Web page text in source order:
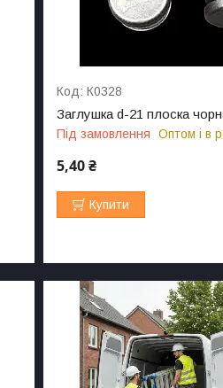
К0328
Заглушка d-21 плоска
Під замовлення Оптом і в
5,40 ₴
Купити